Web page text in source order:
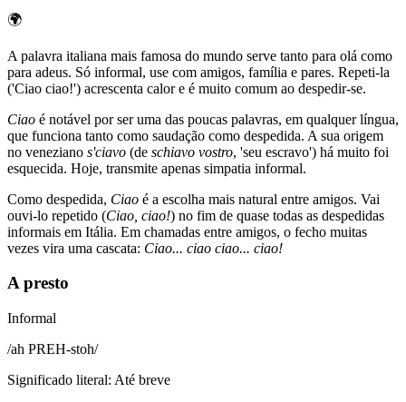
🌍
A palavra italiana mais famosa do mundo serve tanto para olá como
para adeus. Só informal, use com amigos, família e pares. Repeti-la
('Ciao ciao!') acrescenta calor e é muito comum ao despedir-se.
Ciao é notável por ser uma das poucas palavras, em qualquer língua,
que funciona tanto como saudação como despedida. A sua origem
no veneziano s'ciavo (de schiavo vostro, 'seu escravo') há muito foi
esquecida. Hoje, transmite apenas simpatia informal.
Como despedida, Ciao é a escolha mais natural entre amigos. Vai
ouvi-lo repetido (Ciao, ciao!) no fim de quase todas as despedidas
informais em Itália. Em chamadas entre amigos, o fecho muitas
vezes vira uma cascata: Ciao... ciao ciao... ciao!
A presto
Informal
/ah PREH-stoh/
Significado literal: Até breve